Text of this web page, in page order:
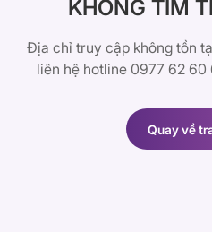
KHÔNG TÌM
Địa chỉ truy cập không tồn
liên hệ hotline 0977 62 60
Quay về
Quay về